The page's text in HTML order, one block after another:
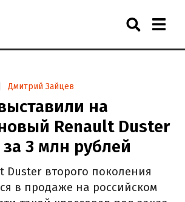
Дмитрий Зайцев
на
Renault Duster
за 3 млн рублей
Duster второго поколения
в продаже на российском